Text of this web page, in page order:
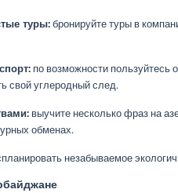
туры:бронируйте туры в
по возможности пользуйтесь
свой углеродный след.
выучите несколько фраз на
обменах.
незабываемое